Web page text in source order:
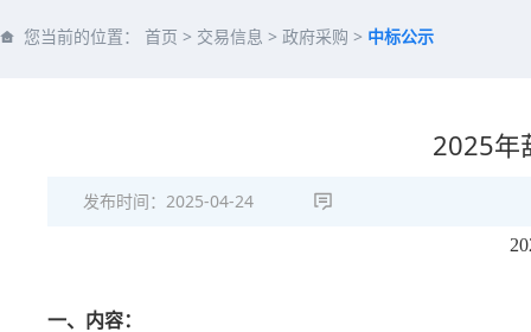
您当前的位置： 首页 > 交易信息 > 政府采购 > 中标公示
2025年
发布时间： 2025-04-24
一、内容：